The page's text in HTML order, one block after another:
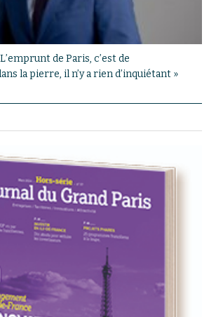
de Paris, c’est de
la pierre, il n’y a rien d’inquiétant »